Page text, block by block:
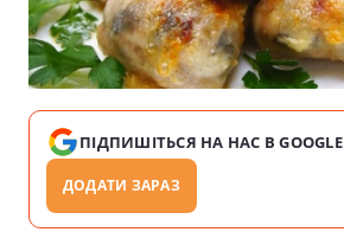
ПІДПИШІТЬСЯ НА НАС В GOOGLE
ДОДАТИ ЗАРАЗ